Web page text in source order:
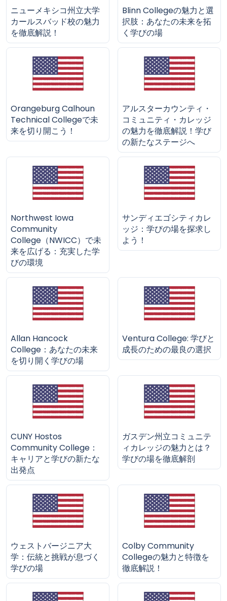
ニューメキシコ州立大学
カールスバッド校の魅力
を徹底解説！
Blinn Collegeの魅力と選
択肢：あなたの未来を拓
く学びの場
Orangeburg Calhoun
Technical Collegeで未
来を切り開こう！
アルスターカウンティ・
コミュニティ・カレッジ
の魅力を徹底解説！学び
の新たなステージへ
Northwest Iowa
Community
College（NWICC）で未
来を広げる：充実した学
びの環境
サンディエゴシティカレ
ッジ：学びの場を探求し
よう！
Allan Hancock
College：あなたの未来
を切り開く学びの場
Ventura College: 学びと
成長のための最良の選択
CUNY Hostos
Community College：
キャリアと学びの新たな
出発点
ガスデン州立コミュニテ
ィカレッジの魅力とは？
学びの場を徹底解剖
ウェストバージニア大
学：伝統と挑戦が息づく
学びの場
Colby Community
Collegeの魅力と特徴を
徹底解説！